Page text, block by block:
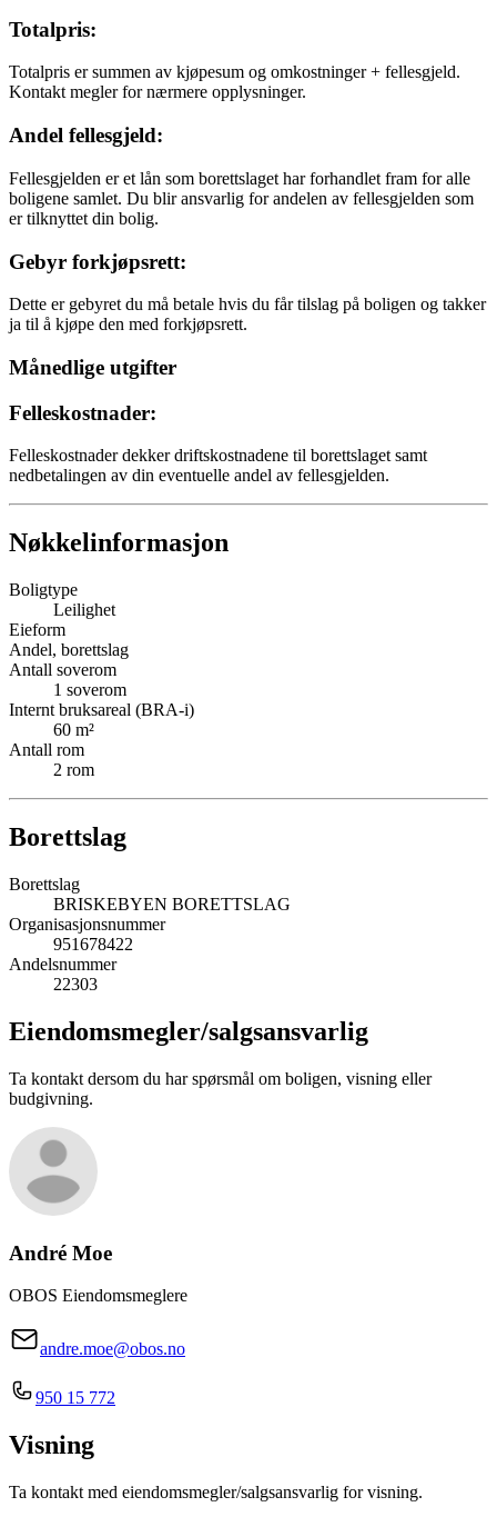
Totalpris:
Totalpris er summen av kjøpesum og omkostninger + fellesgjeld.
Kontakt megler for nærmere opplysninger.
Andel fellesgjeld:
Fellesgjelden er et lån som borettslaget har forhandlet fram for alle
boligene samlet. Du blir ansvarlig for andelen av fellesgjelden som
er tilknyttet din bolig.
Gebyr forkjøpsrett:
Dette er gebyret du må betale hvis du får tilslag på boligen og takker
ja til å kjøpe den med forkjøpsrett.
Månedlige utgifter
Felleskostnader:
Felleskostnader dekker driftskostnadene til borettslaget samt
nedbetalingen av din eventuelle andel av fellesgjelden.
Nøkkelinformasjon
Boligtype
Leilighet
Eieform
Andel, borettslag
Antall soverom
1 soverom
Internt bruksareal (BRA-i)
60 m²
Antall rom
2 rom
Borettslag
Borettslag
BRISKEBYEN BORETTSLAG
Organisasjonsnummer
951678422
Andelsnummer
22303
Eiendomsmegler/salgsansvarlig
Ta kontakt dersom du har spørsmål om boligen, visning eller
budgivning.
André Moe
OBOS Eiendomsmeglere
andre.moe@obos.no
950 15 772
Visning
Ta kontakt med eiendomsmegler/salgsansvarlig for visning.